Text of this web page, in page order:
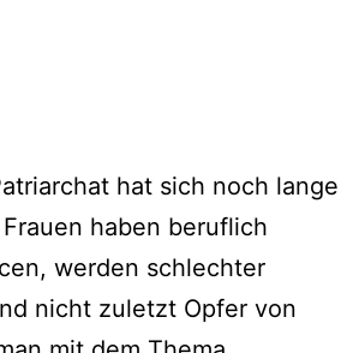
hat sich noch lange
haben beruflich
werden schlechter
nicht zuletzt Opfer von